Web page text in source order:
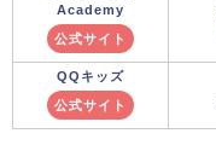
Academy
公式サイト
QQキッズ
公式サイト